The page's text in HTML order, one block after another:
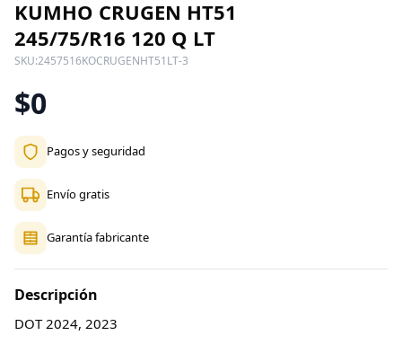
KUMHO CRUGEN HT51
245/75/R16 120 Q LT
SKU:2457516KOCRUGENHT51LT-3
$0
Pagos y seguridad
Envío gratis
Garantía fabricante
Descripción
DOT 2024, 2023